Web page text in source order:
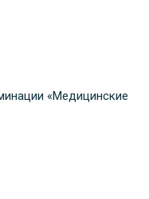
«Медицинские